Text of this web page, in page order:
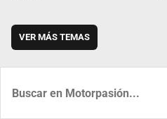
VER MÁS TEMAS